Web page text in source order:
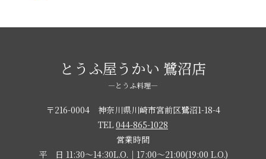
とうふ屋うかい 鷺沼店
―とうふ料理―
〒216-0004 神奈川県川崎市宮前区鷺沼1-18-4
TEL 044-865-1028
営業時間
平 日 11:30～14:30L.O.｜17:00～21:00(19:00 L.O.)